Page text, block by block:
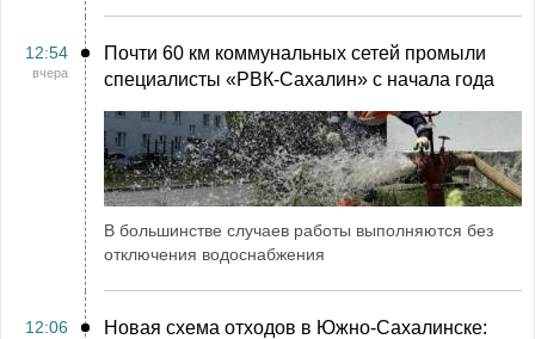
12:54
вчера
Почти 60 км коммунальных сетей промыли
специалисты «РВК‑Сахалин» с начала года
В большинстве случаев работы выполняются без
отключения водоснабжения
12:06
Новая схема отходов в Южно-Сахалинске: